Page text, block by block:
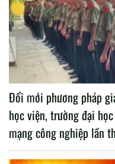
Đổi mới phương pháp
học viện, trường đại
mạng công nghiệp lần